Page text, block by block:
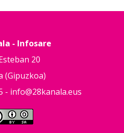
- Infosare
20
(Gipuzkoa)
- info@28kanala.eus